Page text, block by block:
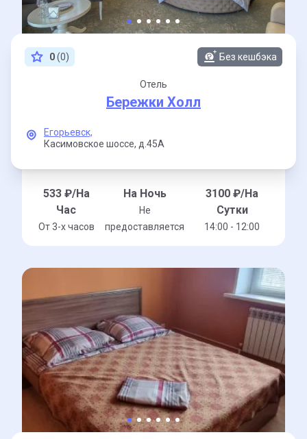
0(0) Без кешбэка
Отель
Бережки Холл
Егорьевск,
Касимовское шоссе, д.45А
533₽/На
Час
От 3-x часов
На Ночь
Не
предоставляется
3100 ₽/На
Сутки
14:00 - 12:00